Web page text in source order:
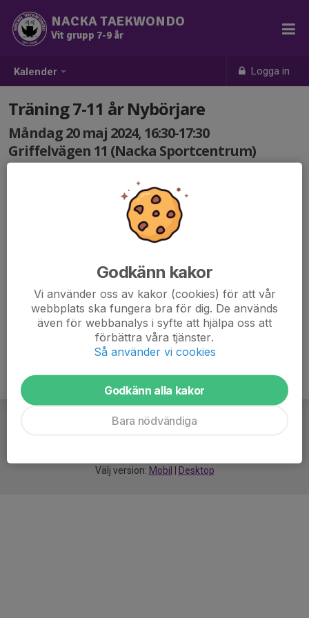
Kalender Logga in
NACKA TAEKWONDO
Vit grupp 7-9 år
Träning 7-11 år Nybörjare
Måndag 20 maj 2024, 16:30-17:30
Griffelvägen 11 (Nacka Sportcentrum)
Välj version: Mobil Desktop
Godkänn kakor
Vi använder oss av kakor (cookies) för att vår
webbplats ska fungera bra för dig. De används
även för webbanalys i syfte att hjälpa oss att
förbättra våra tjänster.
Så använder vi cookies
Godkänn alla kakor
Bara nödvändiga